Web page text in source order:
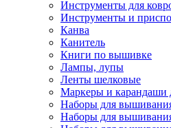
Инструменты для
Инструменты и
Канва
Канитель
Книги по вышивке
Лампы, лупы
Ленты шелковые
Маркеры и карандаши
Наборы для
Наборы для